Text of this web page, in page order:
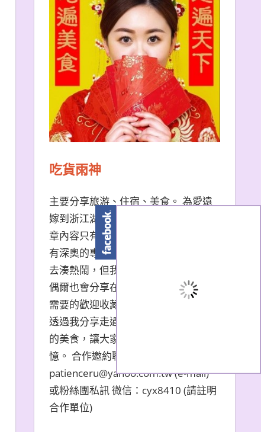
吃貨雨神
主要分享旅游、住宿、美食。 為愛遠
嫁到浙江湖州的台南天秤座女子。 文
章內容只有非常口語易懂的描述，沒
有深奧的專有名詞。 熱門景點我也會
去湊熱鬧，但我更愛冷門小眾景點。
偶爾也會分享在大陸生活的小撇步，
需要的歡迎收藏文章。 希望大家能夠
透過我分享走過的旅遊景點和品嚐過
的美食，讓大家都能夠擁有美好的回
憶。 合作邀約聯繫方式：
patienceru@yahoo.com.tw (e-mail)
或粉絲團私訊 微信：cyx8410 (請註明
合作單位)